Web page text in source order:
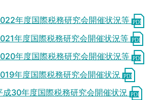
年度国際税務研究会開催状況等
年度国際税務研究会開催状況等
年度国際税務研究会開催状況等
年度国際税務研究会開催状況
成30年度国際税務研究会開催状況